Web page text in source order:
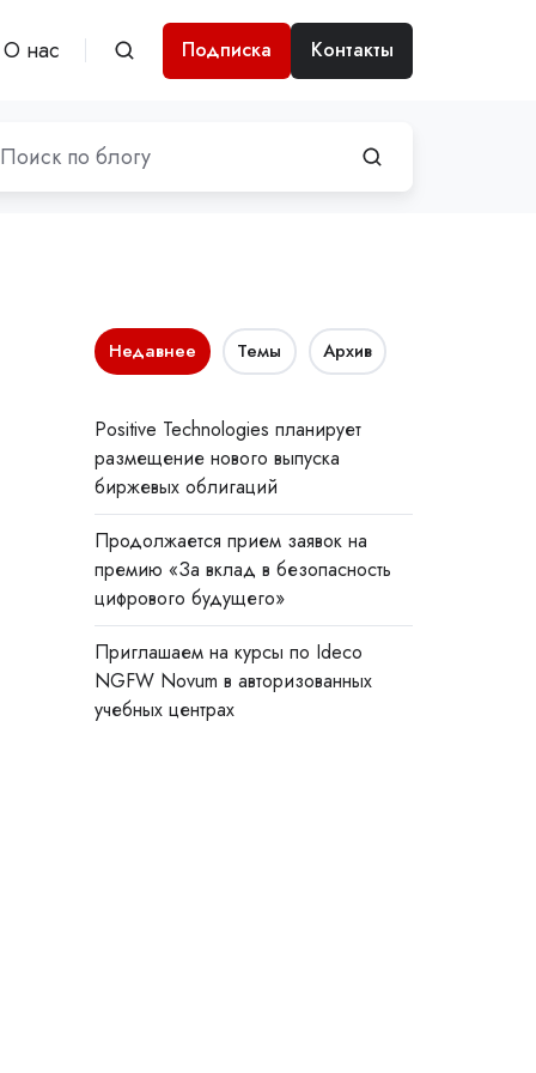
О нас Подписка Контакты
Недавнее Темы Архив
Positive Technologies планирует
размещение нового выпуска
биржевых облигаций
Продолжается прием заявок на
премию «За вклад в безопасность
цифрового будущего»
Приглашаем на курсы по Ideco
NGFW Novum в авторизованных
учебных центрах